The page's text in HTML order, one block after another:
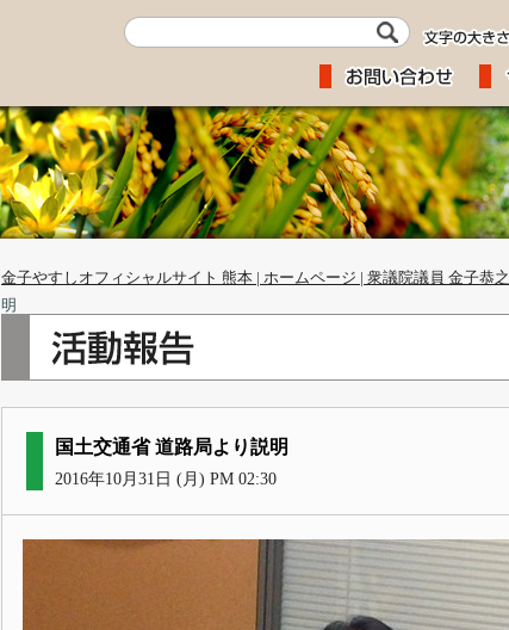
金子やすしオフィシャルサイト 熊本 | ホームページ | 衆議院議員 金子恭之
明
国土交通省 道路局より説明
2016年10月31日 (月) PM 02:30